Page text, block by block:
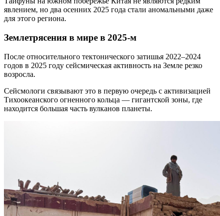
явлением, но два осенних 2025 года стали аномальными даже
для этого региона.
Землетрясения в мире в 2025-м
После относительного тектонического затишья 2022–2024
годов в 2025 году сейсмическая активность на Земле резко
возросла.
Сейсмологи связывают это в первую очередь с активизацией
Тихоокеанского огненного кольца — гигантской зоны, где
находится большая часть вулканов планеты.